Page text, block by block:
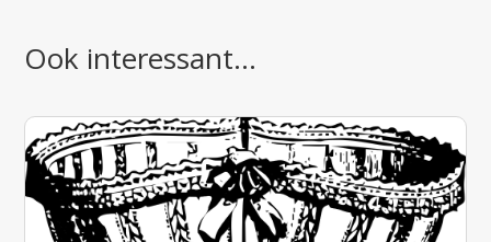
Ook interessant…